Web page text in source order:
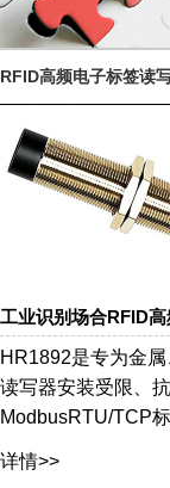
RFID高频电子标签读
工业识别场合RFID
HR1892是专为金
读写器安装受限、
ModbusRTU/TCP
详情>>